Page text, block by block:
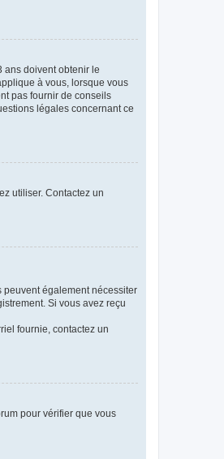
ans doivent obtenir le
à vous, lorsque vous
pas fournir de conseils
légales concernant ce
utiliser. Contactez un
peuvent également nécessiter
Si vous avez reçu
fournie, contactez un
pour vérifier que vous